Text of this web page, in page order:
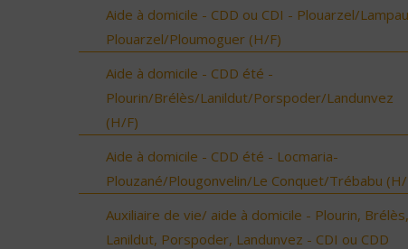
Aide à domicile - CDD ou CDI - Plouarzel/
Plouarzel/Ploumoguer (H/F)
Aide à domicile - CDD été -
Plourin/Brélès/Lanildut/Porspoder/Landunvez
(H/F)
Aide à domicile - CDD été - Locmaria-
Plouzané/Plougonvelin/Le Conquet/Trébabu (H/
Auxiliaire de vie/ aide à domicile - Plourin, Brélès,
Lanildut, Porspoder, Landunvez - CDI ou CDD